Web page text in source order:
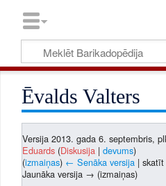
Ēvalds Valters
Versija 2013. gada 6. septembris,
Eduards (Diskusija |devums)
(izmaiņas) ← Senāka versija |
Jaunāka versija → (izmaiņas)